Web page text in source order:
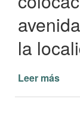
la
Leer más